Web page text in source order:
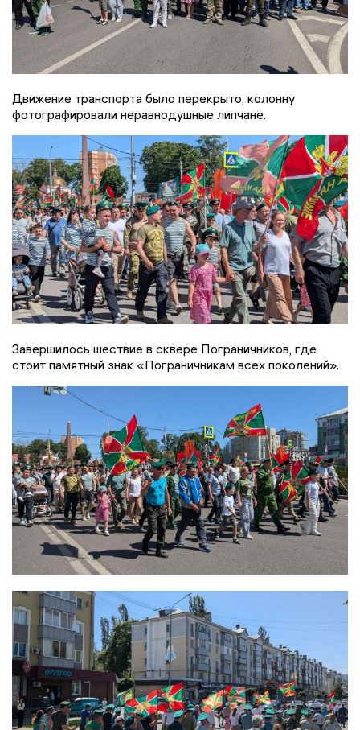
Движение транспорта было перекрыто, колонну
фотографировали неравнодушные липчане.
Завершилось шествие в сквере Пограничников, где
стоит памятный знак «Пограничникам всех поколений».